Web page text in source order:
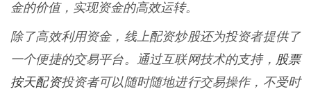
金的价值，实现资金的高效运转。
除了高效利用资金，线上配资炒股还为投资者提供了
一个便捷的交易平台。通过互联网技术的支持， 股票
按天配资投资者可以随时随地进行交易操作，不受时